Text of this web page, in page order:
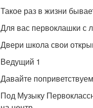
Такое раз в жизни
Для вас первоклашки с
Двери школа свои
Ведущий 1
Давайте
Под Музыку